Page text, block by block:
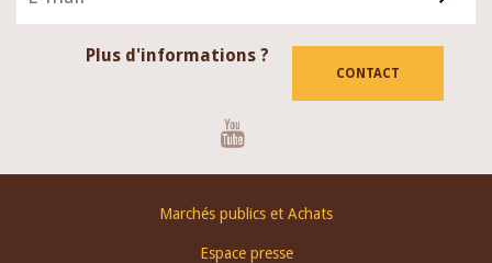
Plus d'informations ?
CONTACT
Marchés publics et Achats
Espace presse